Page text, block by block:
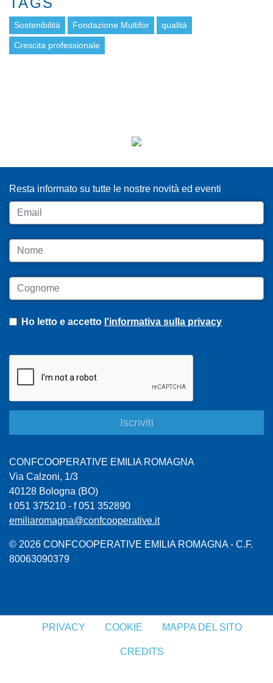
Sostenibilità Fondazione Multifor qualità
Crescita professionale
Resta informato su tutte le nostre novità ed eventi
Email
Nome
Cognome
Ho letto e accetto l'informativa sulla privacy
CONFCOOPERATIVE EMILIA ROMAGNA
Via Calzoni, 1/3
40128 Bologna (BO)
t 051 375210 - f 051 352890
emiliaromagna@confcooperative.it
© 2026 CONFCOOPERATIVE EMILIA ROMAGNA - C.F.
80063090379
PRIVACY COOKIE MAPPA DEL SITO
CREDITS